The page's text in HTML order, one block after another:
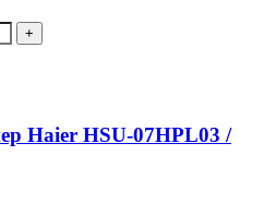
Haier HSU-07HPL03 /